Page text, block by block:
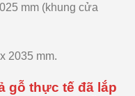
mm (khung cửa
2035 mm.
gỗ thực tế đã lắp